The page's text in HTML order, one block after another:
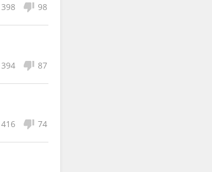
398
98
394
87
416
74